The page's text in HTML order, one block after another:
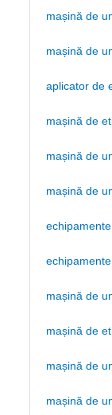
mașină de
mașină de
aplicator de
mașină de
mașină de
mașină de
mașină de
mașină de
mașină de
mașină de